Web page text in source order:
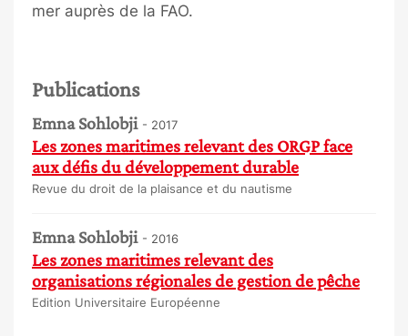
mer auprès de la FAO.
Publications
Emna Sohlobji - 2017
Les zones maritimes relevant des ORGP face
aux défis du développement durable
Revue du droit de la plaisance et du nautisme
Emna Sohlobji - 2016
Les zones maritimes relevant des
organisations régionales de gestion de pêche
Edition Universitaire Européenne